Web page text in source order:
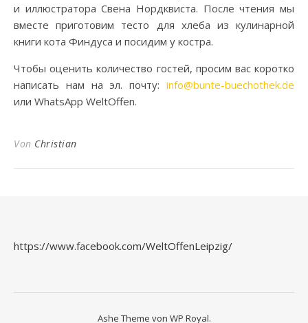
и иллюстратора Свена Нордквиста. После чтения мы
вместе приготовим тесто для хлеба из кулинарной
книги кота Финдуса и посидим у костра.
Чтобы оценить количество гостей, просим вас коротко
написать нам на эл. почту: info@bunte-buechothek.de
или WhatsApp WeltOffen.
Von Christian
https://www.facebook.com/WeltOffenLeipzig/
Ashe Theme von WP Royal.